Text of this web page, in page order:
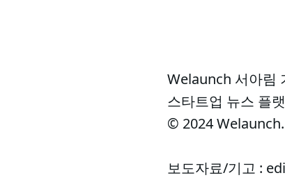
Welaunch 서아림
스타트업 뉴스 플
© 2024
보도자료/기고 :